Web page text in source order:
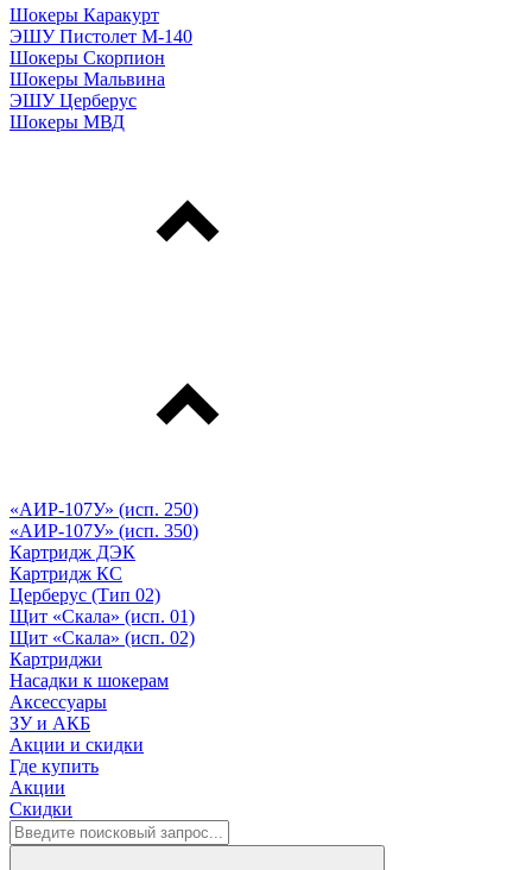
Шокеры Каракурт
ЭШУ Пистолет М-140
Шокеры Скорпион
Шокеры Мальвина
ЭШУ Церберус
Шокеры МВД
«АИР-107У» (исп. 250)
«АИР-107У» (исп. 350)
Картридж ДЭК
Картридж КС
Церберус (Тип 02)
Щит «Скала» (исп. 01)
Щит «Скала» (исп. 02)
Картриджи
Насадки к шокерам
Аксессуары
ЗУ и АКБ
Акции и скидки
Где купить
Акции
Скидки